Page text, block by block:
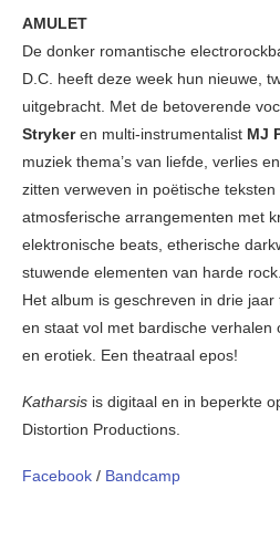
AMULET
De donker romantische
D.C. heeft deze week hun nieuwe,
uitgebracht. Met de betoverende
Strykeren multi-instrumentalist MJ
muziek thema’s van liefde, verlies
zitten verweven in poëtische
atmosferische arrangementen met
elektronische beats, etherische
stuwende elementen van harde rock.
Het album is geschreven in drie
en staat vol met bardische verhalen
en erotiek. Een theatraal epos!
Katharsis is digitaal en in beperkte
Distortion Productions.
Facebook / Bandcamp